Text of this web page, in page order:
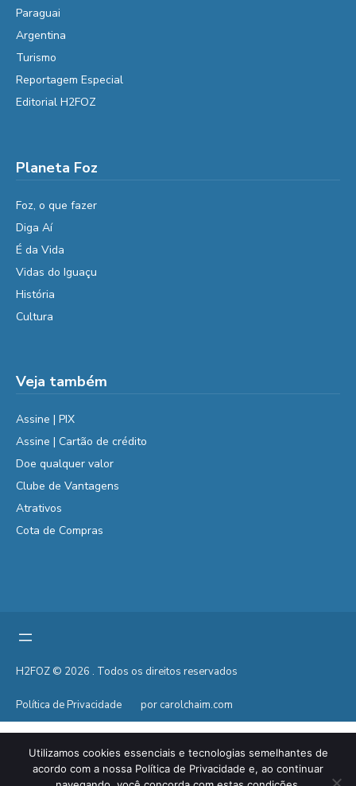
Paraguai
Argentina
Turismo
Reportagem Especial
Editorial H2FOZ
Planeta Foz
Foz, o que fazer
Diga Aí
É da Vida
Vidas do Iguaçu
História
Cultura
Veja também
Assine | PIX
Assine | Cartão de crédito
Doe qualquer valor
Clube de Vantagens
Atrativos
Cota de Compras
H2FOZ © 2026 . Todos os direitos reservados
Política de Privacidade por carolchaim.com
Utilizamos cookies essenciais e tecnologias semelhantes de
acordo com a nossa Política de Privacidade e, ao continuar